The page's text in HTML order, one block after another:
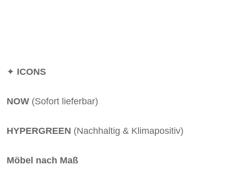
✦ ICONS
NOW (Sofort lieferbar)
HYPERGREEN (Nachhaltig & Klimapositiv)
Möbel nach Maß